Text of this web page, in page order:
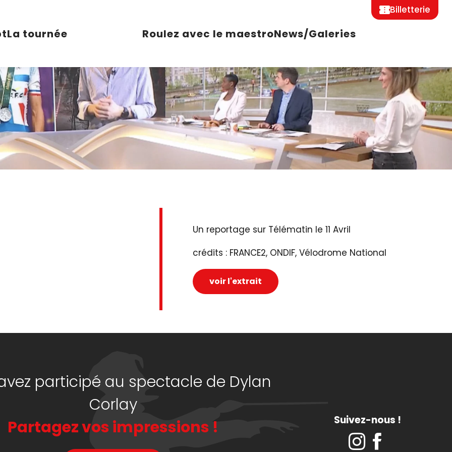
Billetterie
La tournée Roulez avec le maestroNews/Galeries
Un reportage sur Télématin le 11 Avril
crédits : FRANCE2, ONDIF, Vélodrome National
voir l'extrait
participé au spectacle de Dylan
Corlay
Partagez vos impressions !
Suivez-nous !